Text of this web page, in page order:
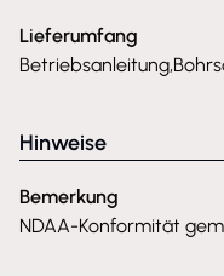
Lieferumfang
Hinweise
Bemerkung
NDAA-Konformität